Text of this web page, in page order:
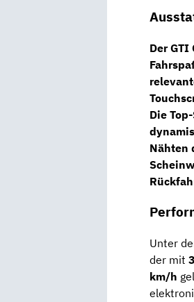
Der
Die
Nähten
Unter
der mit
km/h